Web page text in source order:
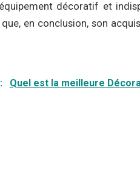
équipement décoratif et
en conclusion, son
Quel est la meilleure